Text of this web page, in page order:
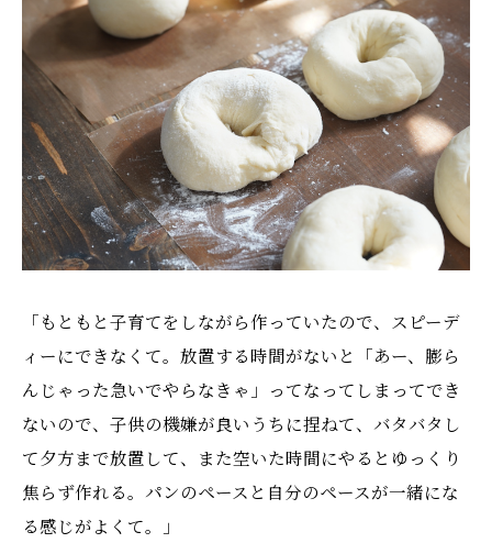
「もともと子育てをしながら作っていたので、スピーデ
ィーにできなくて。放置する時間がないと「あー、膨ら
んじゃった急いでやらなきゃ」ってなってしまってでき
ないので、子供の機嫌が良いうちに捏ねて、バタバタし
て夕方まで放置して、また空いた時間にやるとゆっくり
焦らず作れる。パンのペースと自分のペースが一緒にな
る感じがよくて。」